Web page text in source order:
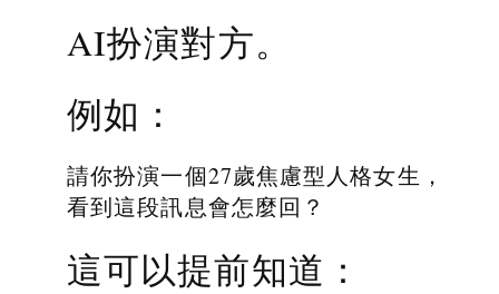
AI扮演對方。
例如：
請你扮演一個27歲焦慮型人格女生，
看到這段訊息會怎麼回？
這可以提前知道：